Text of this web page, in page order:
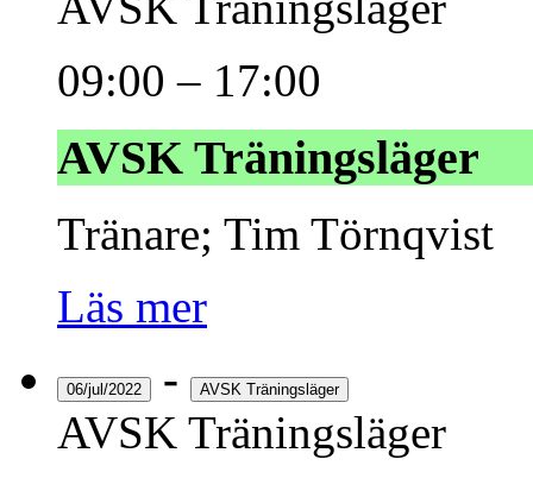
09:00– 17:00
AVSK Träningsläger
Tränare; Tim Törnqvist
Läs mer
06/jul/2022 - AVSK Träningsläger
AVSK Träningsläger